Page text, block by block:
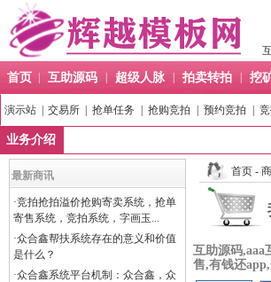
首页 互助源码 超级人脉 拍卖转拍 挖
演示站 交易所 抢单任务 抢购竞拍 预约竞拍
业务介绍
最新商讯
·竞拍抢拍溢价抢购寄卖系统，抢单
寄售系统，竞拍系统，字画玉...
·众合鑫帮扶系统存在的意义和价值
是什么？
·众合鑫系统平台机制：众合鑫，众
首页 -
互助源码,aaa
售,有钱还